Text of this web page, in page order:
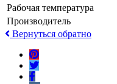
Рабочая температура
Производитель
Вернуться обратно